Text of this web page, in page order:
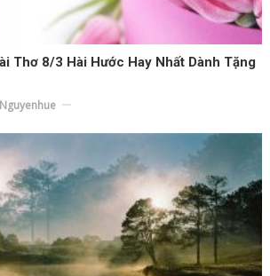
Thơ 8/3 Hài Hước Hay Nhất Dành Tặng
Nguyenhue